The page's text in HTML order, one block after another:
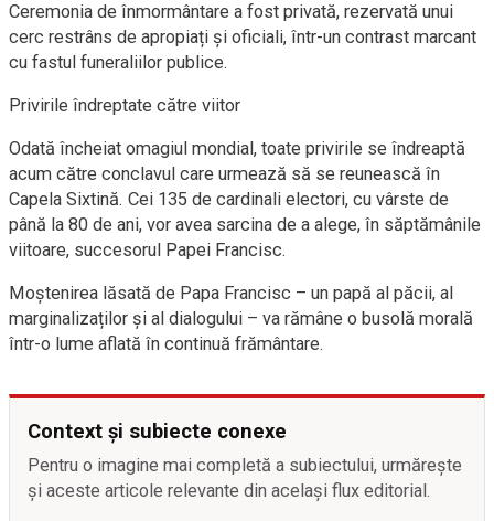
Ceremonia de înmormântare a fost privată, rezervată unui
cerc restrâns de apropiați și oficiali, într-un contrast marcant
cu fastul funeraliilor publice.
Privirile îndreptate către viitor
Odată încheiat omagiul mondial, toate privirile se îndreaptă
acum către conclavul care urmează să se reunească în
Capela Sixtină. Cei 135 de cardinali electori, cu vârste de
până la 80 de ani, vor avea sarcina de a alege, în săptămânile
viitoare, succesorul Papei Francisc.
Moștenirea lăsată de Papa Francisc – un papă al păcii, al
marginalizaților și al dialogului – va rămâne o busolă morală
într-o lume aflată în continuă frământare.
Context și subiecte conexe
Pentru o imagine mai completă a subiectului, urmărește
și aceste articole relevante din același flux editorial.